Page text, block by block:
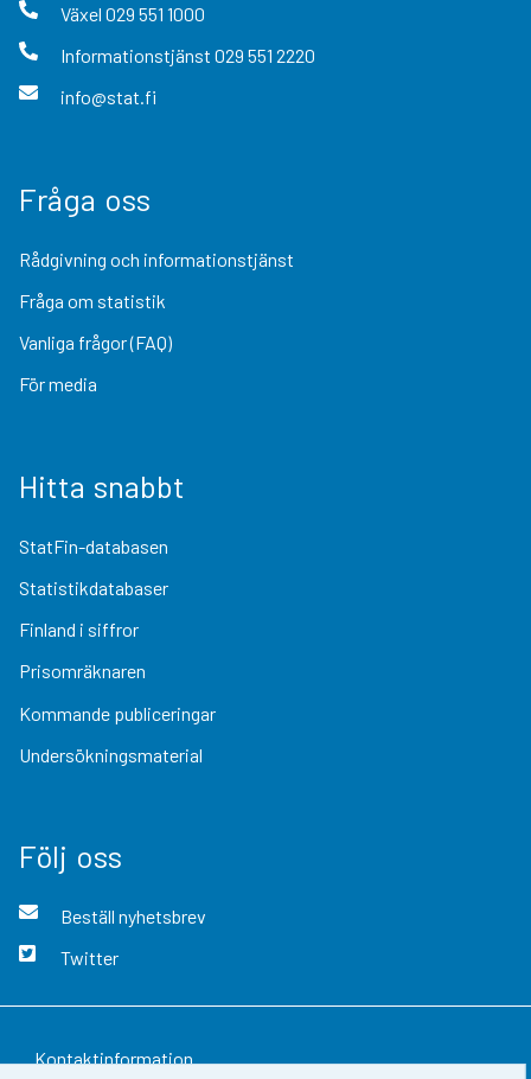
Växel 029 551 1000
Informationstjänst 029 551 2220
info@stat.fi
Fråga oss
Rådgivning och informationstjänst
Fråga om statistik
Vanliga frågor (FAQ)
För media
Hitta snabbt
StatFin-databasen
Statistikdatabaser
Finland i siffror
Prisomräknaren
Kommande publiceringar
Undersökningsmaterial
Följ oss
Beställ nyhetsbrev
Twitter
Kontaktinformation